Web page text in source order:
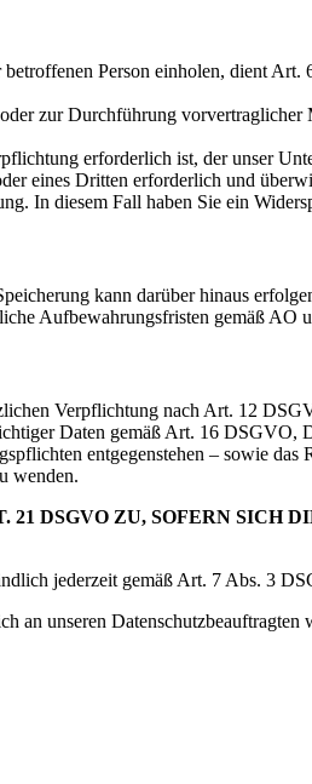
Person einholen, dient
zur Durchführung
erforderlich ist, der unser
eines Dritten erforderlich und
In diesem Fall haben Sie ein
kann darüber hinaus
Aufbewahrungsfristen gemäß AO
Verpflichtung nach Art. 12
Daten gemäß Art. 16
entgegenstehen – sowie
wenden.
DSGVO ZU, SOFERN SICH
jederzeit gemäß Art. 7 Abs. 3
an unseren